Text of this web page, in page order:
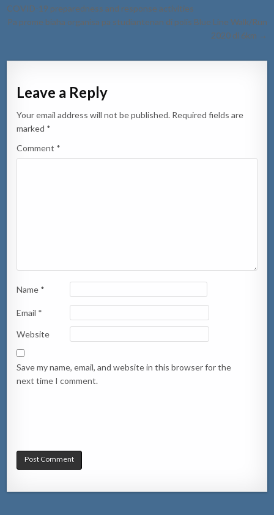
navigation
COVID-19 preparedness and response activities
Pa prome biaha organisa pa studiantenan di polis Blue Line Walk/Run
2020 di 6km →
Leave a Reply
Your email address will not be published. Required fields are
marked *
Comment *
Name *
Email *
Website
Save my name, email, and website in this browser for the
next time I comment.